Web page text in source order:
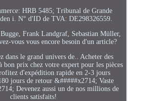
HRB 5485; Tribunal de Grande
i. N° d'ID de TVA: DE298326559.
Frank Landgraf, Sebastian Müller,
vous vous encore besoin d'un article?
dans le grand univers de.. Acheter des
bon prix chez votre expert pour les pièces
d'expédition rapide en 2-3 jours
jours de retour &#####x2714; Vaste
Devenez aussi un de nos millions de
clients satisfaits!